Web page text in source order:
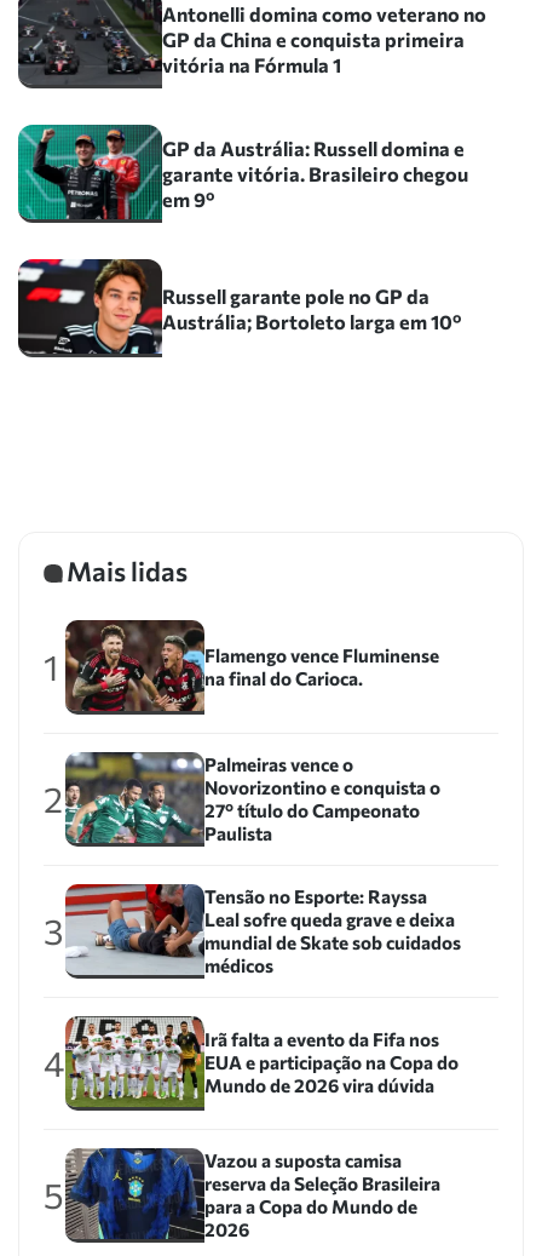
Antonelli domina como veterano no
GP da China e conquista primeira
vitória na Fórmula 1
GP da Austrália: Russell domina e
garante vitória. Brasileiro chegou
em 9º
Russell garante pole no GP da
Austrália; Bortoleto larga em 10º
Mais lidas
1
Flamengo vence Fluminense
na final do Carioca.
2
Palmeiras vence o
Novorizontino e conquista o
27º título do Campeonato
Paulista
3
Tensão no Esporte: Rayssa
Leal sofre queda grave e deixa
mundial de Skate sob cuidados
médicos
4
Irã falta a evento da Fifa nos
EUA e participação na Copa do
Mundo de 2026 vira dúvida
5
Vazou a suposta camisa
reserva da Seleção Brasileira
para a Copa do Mundo de
2026